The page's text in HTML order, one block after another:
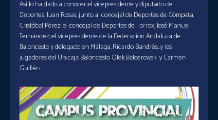
Así lo ha dado a conocer el vicepresidente y diputado de
Deportes, Juan Rosas, junto al concejal de Deportes de Cómpeta,
Cristóbal Pérez; el concejal de Deportes de Torrox, José Manuel
Fernández; el vicepresidente de la Federación Andaluza de
Baloncesto y delegado en Málaga, Ricardo Bandrés; y los
jugadores del Unicaja Baloncesto Olek Balcerowski y Carmen
Guillén.